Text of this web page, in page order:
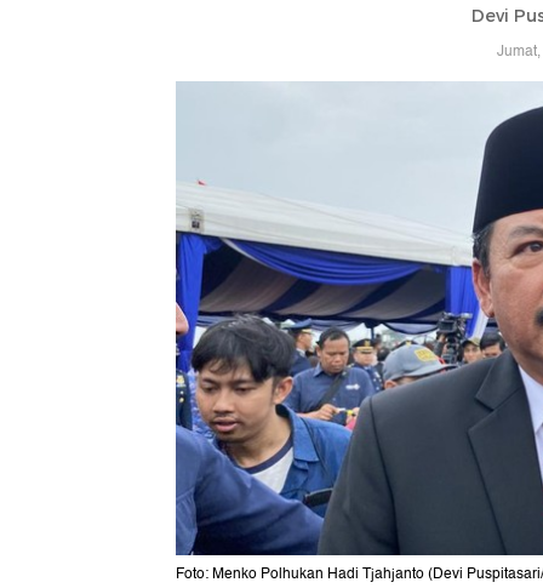
Devi
Foto: Menko Polhukan Hadi Tjahjanto (Devi